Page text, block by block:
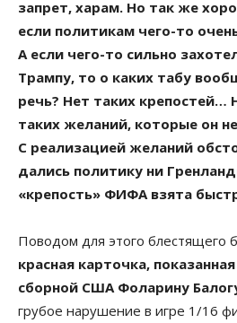
запрет, харам. Но так же
если политикам чего-то
А если чего-то сильно
Трампу, то о каких табу
речь? Нет таких крепостей…
таких желаний, которые он
С реализацией желаний
дались политику ни
«крепость» ФИФА взята
Поводом для этого блестящего
красная карточка,
сборной США Фоларину
грубое нарушение в игре 1/16